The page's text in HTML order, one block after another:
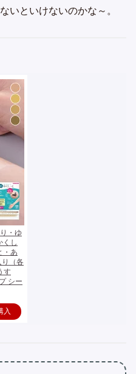
いといけないのかな～。
・ゆ
くし
・あ
（各
す
シー
入